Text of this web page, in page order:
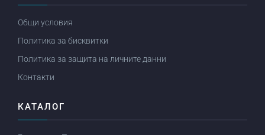
Общи условия
Политика за бисквитки
Политика за защита на личните данни
Контакти
КАТАЛОГ